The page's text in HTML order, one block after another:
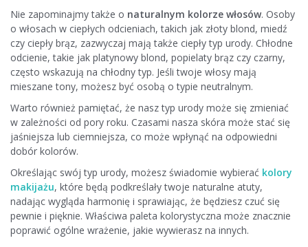
Nie zapominajmy także o naturalnym kolorze włosów. Osoby
o włosach w ciepłych odcieniach, takich jak złoty blond, miedź
czy ciepły brąz, zazwyczaj mają także ciepły typ urody. Chłodne
odcienie, takie jak platynowy blond, popielaty brąz czy czarny,
często wskazują na chłodny typ. Jeśli twoje włosy mają
mieszane tony, możesz być osobą o typie neutralnym.
Warto również pamiętać, że nasz typ urody może się zmieniać
w zależności od pory roku. Czasami nasza skóra może stać się
jaśniejsza lub ciemniejsza, co może wpłynąć na odpowiedni
dobór kolorów.
Określając swój typ urody, możesz świadomie wybierać kolory
makijażu, które będą podkreślały twoje naturalne atuty,
nadając wygląda harmonię i sprawiając, że będziesz czuć się
pewnie i pięknie. Właściwa paleta kolorystyczna może znacznie
poprawić ogólne wrażenie, jakie wywierasz na innych.